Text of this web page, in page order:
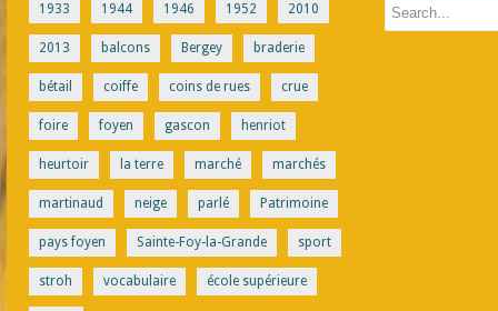
1933 1944 1946 1952 2010
2013 balcons Bergey braderie
bétail coiffe coins de rues crue
foire foyen gascon henriot
heurtoir la terre marché marchés
martinaud neige parlé Patrimoine
pays foyen Sainte-Foy-la-Grande sport
stroh vocabulaire école supérieure